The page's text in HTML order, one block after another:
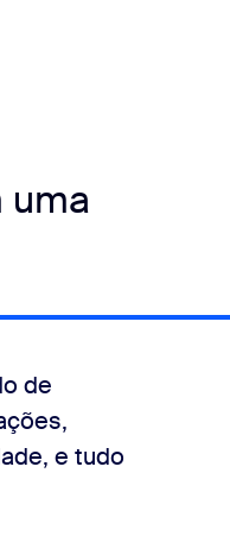
uma
de
e tudo